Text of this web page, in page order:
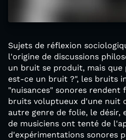
Sujets de réflexion
l'origine de discussions
un bruit se produit, mais que
est-ce un bruit ?", les bruits
"nuisances" sonores rendent
bruits voluptueux d'une nuit
autre genre de folie, le désir,
de musiciens ont tenté de
d'expérimentations sonores